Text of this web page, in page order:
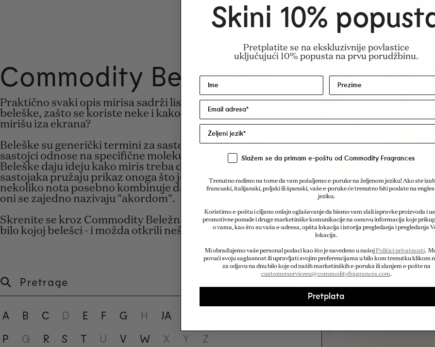
Commodity Beležnice
Praktično svaki opis mirisa sadrži listu beleški. Ali šta su tačno
beleške, zašto se koriste neke i kako biste trebali znati kako
mirišu iza ekrana?
Beleške su generički termini za sastojke u mirisu, dok se
sastojci odnose na specifične molekule ili materijale u mirisu.
Beleške daju ideju kako miris treba da miriše, dok liste
sastojaka pružaju prikaz onoga što je unutra. A kada se
nekoliko nota posebno kombinuje da napravi posebnu aromu,
oni se zajedno nazivaju "akordom".
Skrenite se kroz Commodity Beležnica da biste pročitali više o
bilo kojoj belešci - i možda otkrili nešto novo.
Pretrage
A B C D E F G H JA
P
Q R S T U V W X Y Z
Skini 10%
Pretplatite se na ekskluzivnije povlastice
uključujući 10% popusta na prvu porudžbinu.
Slažem se da primam e-poštu od Commodity Fragrances
Trenutno radimo na tome da vam pošaljemo e-poruke na željenom jeziku! Ako ste
francuski, italijanski, poljski ili španski, vaše e-poruke će trenutno biti poslate na
jeziku.
Koristimo e-poštu i ciljano onlajn oglašavanje da bismo vam slali ispravke proizvoda i
promotivne ponude i druge marketinške komunikacije na osnovu informacija koje
o vama, kao što su vaša e-adresa, opšta lokacija i istorija pregledanja i pregledanja
lokacija.
Mi obrađujemo vaše personal podaci kao što je navedeno u našoj Politici privatnosti.
povući svoju saglasnost ili upravljati svojim preferencijama u bilo kom trenutku klikom
za odjavu na dnu bilo koje od naših marketinških e-poruka ili slanjem e-pošte na
customerserviceeu@commodityfragrances.com.
Pretplata